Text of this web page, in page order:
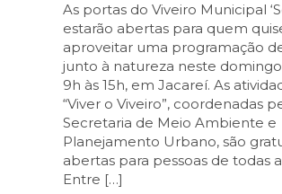
As portas do Viveiro Municipal
estarão abertas para quem
aproveitar uma programação
junto à natureza neste domingo
9h às 15h, em Jacareí. As
“Viver o Viveiro”, coordenadas
Secretaria de Meio Ambiente e
Planejamento Urbano, são
abertas para pessoas de todas
Entre […]